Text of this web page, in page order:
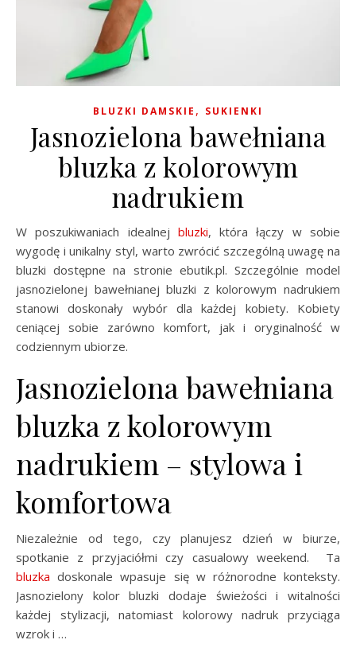
BLUZKI DAMSKIE , SUKIENKI
Jasnozielona bawełniana
bluzka z kolorowym
nadrukiem
W poszukiwaniach idealnej bluzki, która łączy w sobie
wygodę i unikalny styl, warto zwrócić szczególną uwagę na
bluzki dostępne na stronie ebutik.pl. Szczególnie model
jasnozielonej bawełnianej bluzki z kolorowym nadrukiem
stanowi doskonały wybór dla każdej kobiety. Kobiety
ceniącej sobie zarówno komfort, jak i oryginalność w
codziennym ubiorze.
Jasnozielona bawełniana
bluzka z kolorowym
nadrukiem – stylowa i
komfortowa
Niezależnie od tego, czy planujesz dzień w biurze,
spotkanie z przyjaciółmi czy casualowy weekend. Ta
bluzka doskonale wpasuje się w różnorodne konteksty.
Jasnozielony kolor bluzki dodaje świeżości i witalności
każdej stylizacji, natomiast kolorowy nadruk przyciąga
wzrok i …